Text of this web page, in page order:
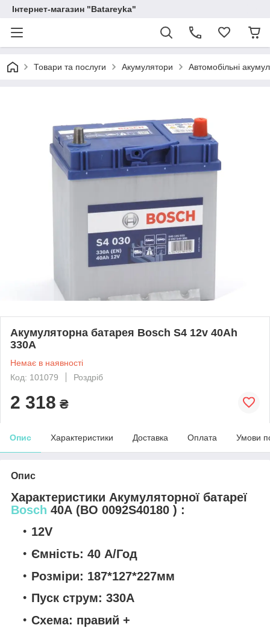
Інтернет-магазин "Batareyka"
Товари та послуги Акумулятори Автомобільні
Акумуляторна батарея Bosch S4 12v 40Аһ
330A
Немає в наявності
Код: 101079
Роздріб
2 318 ₴
Опис Характеристики Доставка Оплата Умови
Опис
Характеристики Акумуляторної батареї
Bosch 40А (BO 0092S40180 ) :
12V
Ємність: 40 А/Год
Розміри: 187*127*227мм
Пуск струм: 330А
Схема: правий +